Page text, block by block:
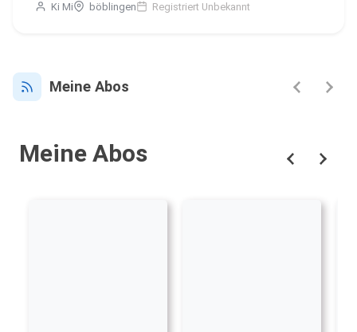
Ki Mi böblingen Registriert Unbekannt
Meine Abos
Meine Abos